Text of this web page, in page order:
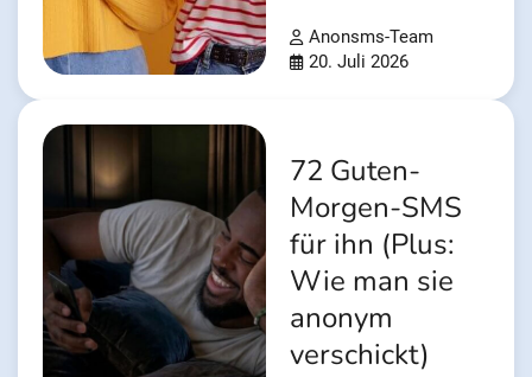
Anonsms-Team
20. Juli 2026
72 Guten-
Morgen-SMS
für ihn (Plus:
Wie man sie
anonym
verschickt)